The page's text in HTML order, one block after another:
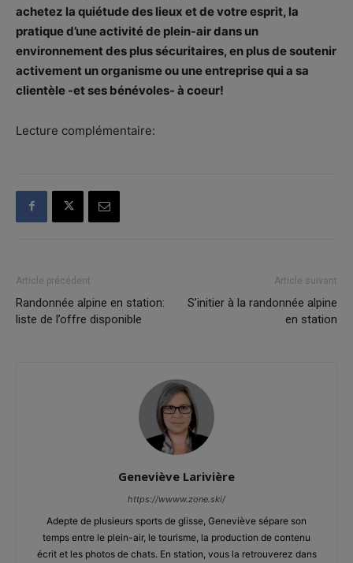
achetez la quiétude des lieux et de votre esprit, la
pratique d’une activité de plein-air dans un
environnement des plus sécuritaires, en plus de soutenir
activement un organisme ou une entreprise qui a sa
clientèle -et ses bénévoles- à coeur!
Lecture complémentaire:
Article précédent
Randonnée alpine en station:
liste de l’offre disponible
Article suivant
S’initier à la randonnée alpine
en station
Geneviève Larivière
https://wwww.zone.ski/
Adepte de plusieurs sports de glisse, Geneviève sépare son
temps entre le plein-air, le tourisme, la production de contenu
écrit et les photos de chats. En station, vous la retrouverez dans